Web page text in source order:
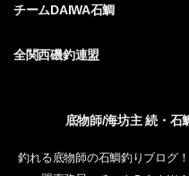
チームDAIWA石鯛
全関西磯釣連盟
底物師/海坊主 続・石
釣れる底物師の石鯛釣りブログ